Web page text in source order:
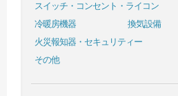
スイッチ・コンセント・ライコン
冷暖房機器
換気設備
火災報知器・セキュリティー
その他